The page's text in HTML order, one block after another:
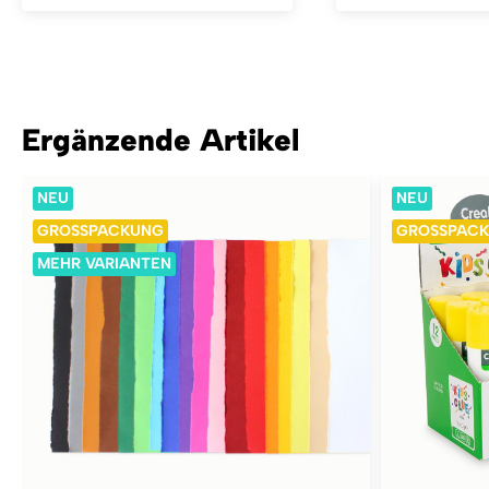
Ergänzende Artikel
NEU
GROSSPACKUNG
MEHR VARIANTEN
NEU